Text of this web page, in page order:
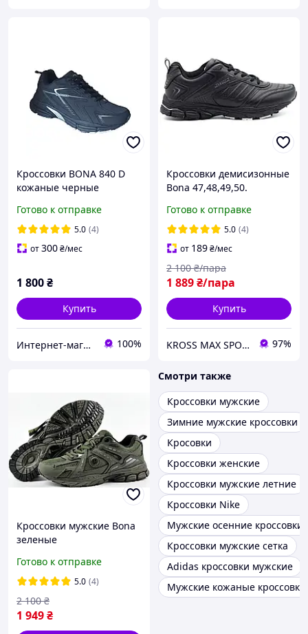
Кроссовки BONA 840 D
кожаные черные
Готово к отправке
5.0 (4)
от300₴/мес
1 800₴
Купить
Интернет-магазин "Престиж" 100%
Кроссовки демисизонные
Bona 47,48,49,50.
лето больших размеров,
кроссовки батал 782С
Готово к отправке
5.0 (4)
от 189₴/мес
1 889₴/пара
2 100 ₴/пара
Купить
KROSS MAX SPORT 97%
Кроссовки мужские Bona
зеленые
Готово к отправке
5.0 (4)
1 949₴
2 100 ₴
Смотри также
Кроссовки мужские
Зимние мужские кроссовки
Кросовки
Кроссовки женские
Кроссовки мужские летние
Кроссовки Nike
Мужские осенние кроссовки
Кроссовки мужские сетка
Adidas кроссовки мужские
Мужские кожаные кроссовки